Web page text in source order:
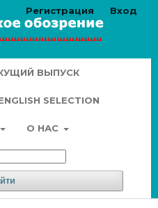
ВЫПУСК
SELECTION
О НАС
Регистрация Вход